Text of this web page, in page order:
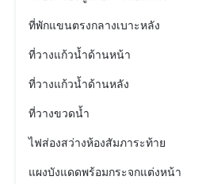
ที่พักแขนตรงกลางเบาะหลัง
ที่วางแก้วน้ำด้านหน้า
ที่วางแก้วน้ำด้านหลัง
ที่วางขวดน้ำ
ไฟส่องสว่างห้องสัมภาระท้าย
แผงบังแดดพร้อมกระจกแต่งหน้า